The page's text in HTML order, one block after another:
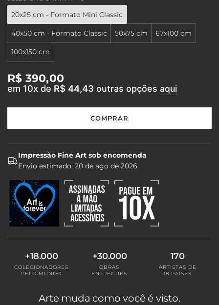
20x25 cm - Formato Mini Classic
40x50 cm - Formato Classic 50x75 cm 67x100 cm
100x150 cm
Preço
regular
R$ 390,00
em 10x de R$ 44,43 outras opções aqui
COMPRAR
C
G
A
.
Impressão Fine Art sob encomenda
Envio estimado: 20 de ago de 2026
+18.000
COLECIONADORES
PELO MUNDO
+30.000
OBRAS
ENTREGUES
170
ARTISTAS DE
18 PAÍSES
Arte muda como você é visto.